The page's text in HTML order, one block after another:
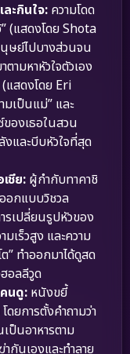
ะกินใจ: ความโดด
(แสดงโดย Shota
ษย์ไปบางส่วนจน
ามหาหัวใจตัวเอง
(แสดงโดย Eri
เป็นแม่” และ
องเธอในสวน
และบีบหัวใจที่สุด
ชีย: ผู้กำกับทาคาชิ
อกแบบวิชวล
รเปลี่ยนรูปหัวของ
เร็วสูง และความ
” ทำออกมาได้ดูสด
อลลีวูด
นดู: หนังขยี้
ดยการตั้งคำถามว่า
ป็นอาหารตาม
นเองและทำลาย